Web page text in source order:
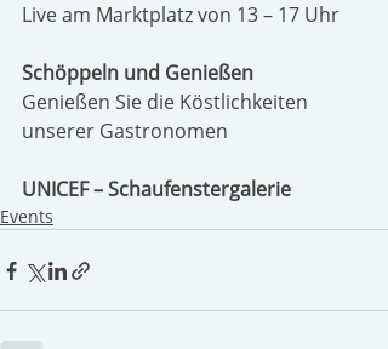
Live am Marktplatz von 13 – 17 Uhr
Schöppeln und Genießen
Genießen Sie die Köstlichkeiten
unserer Gastronomen
UNICEF – Schaufenstergalerie
Events